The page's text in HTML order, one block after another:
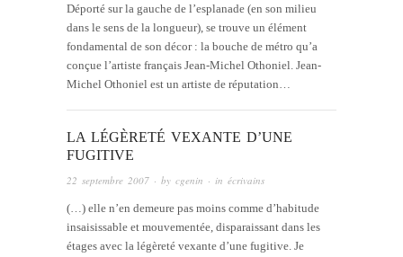
Déporté sur la gauche de l’esplanade (en son milieu
dans le sens de la longueur), se trouve un élément
fondamental de son décor : la bouche de métro qu’a
conçue l’artiste français Jean-Michel Othoniel. Jean-
Michel Othoniel est un artiste de réputation…
LA LÉGÈRETÉ VEXANTE D’UNE
FUGITIVE
22 septembre 2007 · by cgenin · in écrivains
(…) elle n’en demeure pas moins comme d’habitude
insaisissable et mouvementée, disparaissant dans les
étages avec la légèreté vexante d’une fugitive. Je